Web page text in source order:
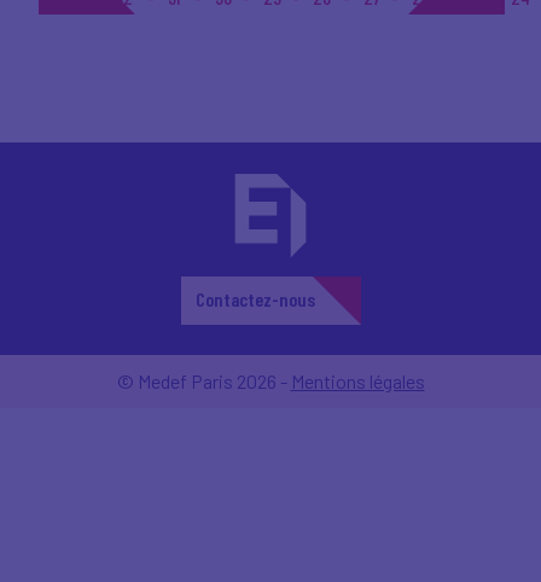
Contactez-nous
© Medef Paris 2026 - Mentions légales